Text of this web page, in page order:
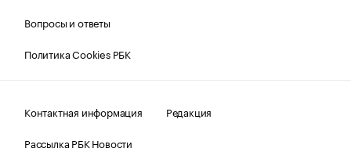
Вопросы и ответы
Политика Cookies РБК
Контактная информация
Редакция
Рассылка РБК Новости